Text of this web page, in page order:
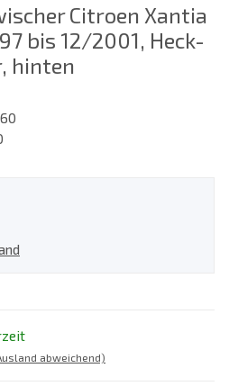
Citroen Xantia
bis 12/2001, Heck-
hinten
abweichend)